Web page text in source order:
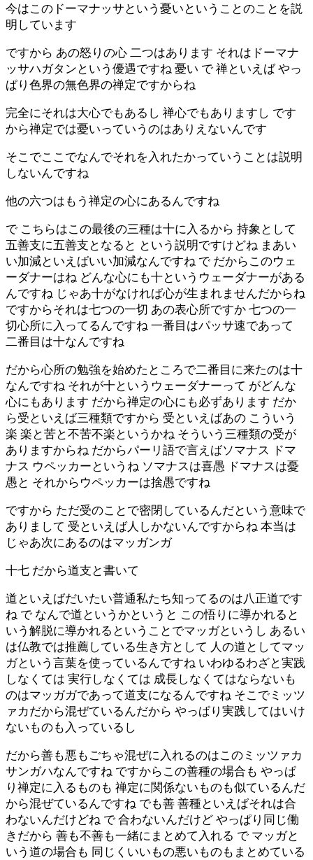
今はこのドーマナッサという憂いということのことを説
明しています
ですから あの怒りの心 二つはあります それはドーマナ
ッサハガタンという優遇ですね 憂い で 禅といえば やっ
ぱり色界の無色界の禅定ですからね
完全にそれは大心でもあるし 禅心でもありますし です
から禅定では憂いっていうのはありえないんです
そこでここでなんでそれを入れたかっていうことは説明
しないんですね
他の六つはもう禅定の心にあるんですね
で こちらはこの最後の三種は十に入るから 持象として
五善支に五善支となると という説明ですけどね まあい
い加減といえばいい加減なんですね で だからこのウェ
ーダナーはね どんな心にも十というウェーダナーがある
んですね じゃあ十がなければ心が生まれませんだからね
ですからそれは七つの一切 あの表心所ですか 七つの一
切心所に入ってるんですね 一番目はパッサ速であって
二番目は十なんですね
だから心所の勉強を始めたところで二番目に来たのは十
なんですね それが十というウェーダナーって がどんな
心にもあります だから禅定の心にも必ずあります だか
ら受といえば三種類ですから 受といえばあの こういう
楽 楽と苦と不苦不楽というかね そういう三種類の受が
ありますからね だからパーリ語で言えばソマナス ドマ
ナス ウペッカーというね ソマナスは喜愚 ドマナスは憂
愚と それからウペッカーは捨愚ですね
ですから ただ受のことで密閉しているんだという意味で
ありまして 受といえば人しかないんですからね 本当は
じゃあ次にあるのはマッガンガ
十七 だから道支と書いて
道といえばだいたい普通私たち知ってるのは八正道です
ね で なんで道というかというと この悟りに導かれると
いう解脱に導かれるということでマッガというし あるい
は仏教では推薦している生き方として 人の道としてマッ
ガという言葉を使っているんですね いわゆるわざと実践
しなくては 実行しなくては 成長しなくてはならないも
のはマッガガであって道支になるんですね そこでミッツ
ァカだから混ぜているんだから やっぱり実践してはいけ
ないものも入っているし
だから善も悪もごちゃ混ぜに入れるのはこのミッツァカ
サンガハなんですね ですからこの善種の場合も やっぱ
り禅定に入るものも 禅定に関係ないものも似ているんだ
から混ぜているんですね でも善 善種といえばそれは合
わないんだけどね で 合わないんだけど やっぱり同じ働
きだから 善も不善も一緒にまとめて入れる で マッガと
いう道の場合も 同じくいいもの悪いものもまとめている